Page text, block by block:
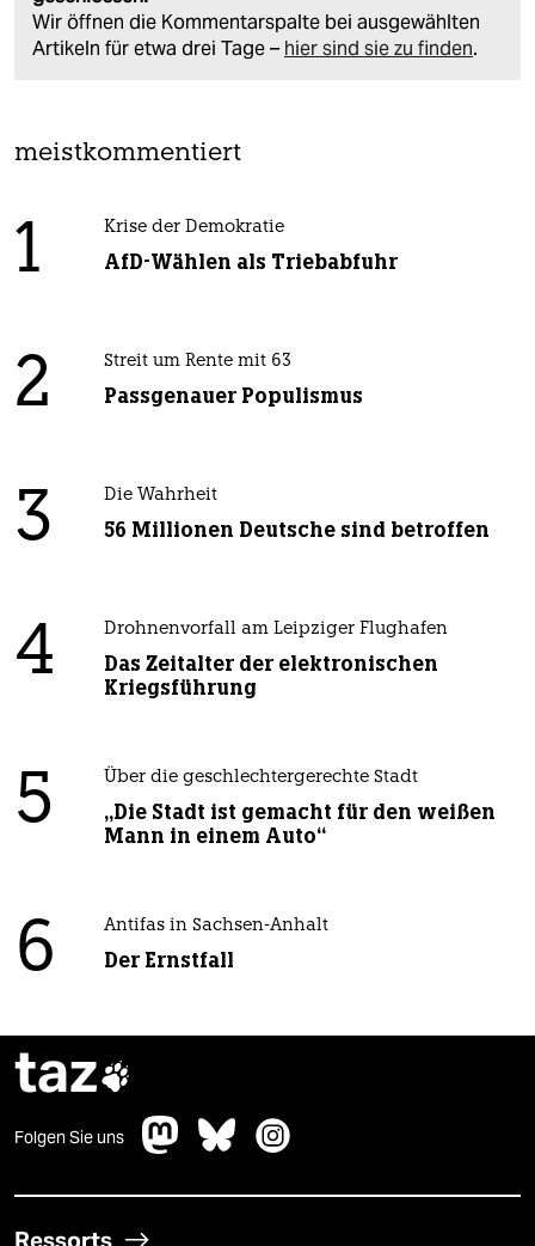
Wir öffnen die Kommentarspalte bei ausgewählten
Artikeln für etwa drei Tage – hier sind sie zu finden.
meistkommentiert
1 Krise der Demokratie
AfD-Wählen als Triebabfuhr
2 Streit um Rente mit 63
Passgenauer Populismus
3 Die Wahrheit
56 Millionen Deutsche sind betroffen
4 Drohnenvorfall am Leipziger Flughafen
Das Zeitalter der elektronischen
Kriegsführung
5 Über die geschlechtergerechte Stadt
„Die Stadt ist gemacht für den weißen
Mann in einem Auto“
6 Antifas in Sachsen-Anhalt
Der Ernstfall
taz
Folgen Sie uns
Ressorts